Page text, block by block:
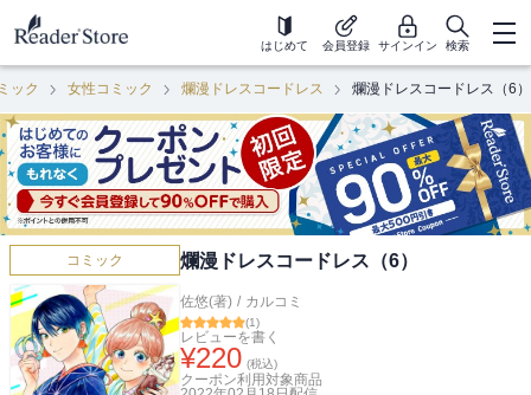
はじめて 会員登録 サインイン 検索
ック 女性コミック 爛漫ドレスコードレス 爛漫ドレスコードレス（6）
コミック 爛漫ドレスコードレス（6）
佐悠(著) / カルコミ
(1)
レビューを書く
¥220 (税込)
クーポン利用対象商品